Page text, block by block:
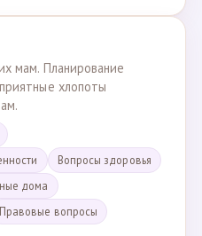
мам. Планирование
хлопоты
Вопросы здоровья
дома
Правовые вопросы